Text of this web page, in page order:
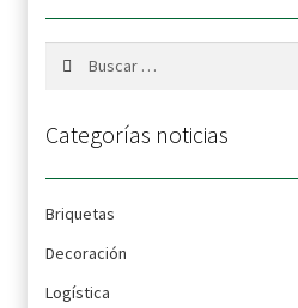
Categorías noticias
Briquetas
Decoración
Logística